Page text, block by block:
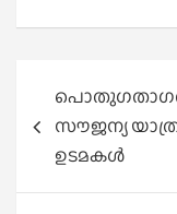
navigation
പൊതുഗതാഗത
സൗജന്യ
ഉടമകള്‍